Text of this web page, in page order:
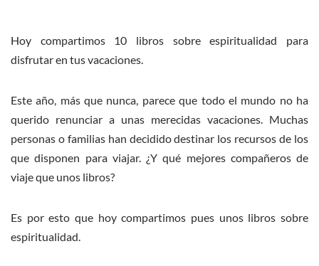
Hoy compartimos 10 libros sobre espiritualidad para
disfrutar en tus vacaciones.
Este año, más que nunca, parece que todo el mundo no ha
querido renunciar a unas merecidas vacaciones. Muchas
personas o familias han decidido destinar los recursos de los
que disponen para viajar. ¿Y qué mejores compañeros de
viaje que unos libros?
Es por esto que hoy compartimos pues unos libros sobre
espiritualidad.